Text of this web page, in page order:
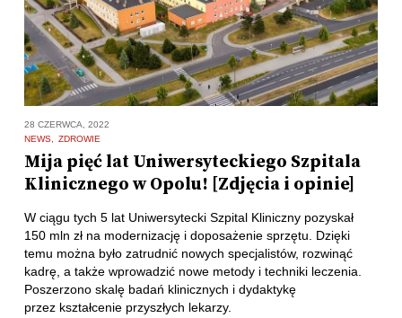
28 CZERWCA, 2022
NEWS
ZDROWIE
Mija pięć lat Uniwersyteckiego Szpitala
Klinicznego w Opolu! [Zdjęcia i opinie]
W ciągu tych 5 lat Uniwersytecki Szpital Kliniczny pozyskał
150 mln zł na modernizację i doposażenie sprzętu. Dzięki
temu można było zatrudnić nowych specjalistów, rozwinąć
kadrę, a także wprowadzić nowe metody i techniki leczenia.
Poszerzono skalę badań klinicznych i dydaktykę
przez kształcenie przyszłych lekarzy.